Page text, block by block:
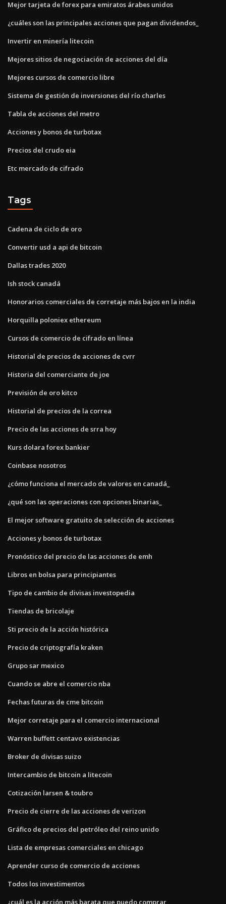
Mejor tarjeta de forex para emiratos árabes unidos
¿cuáles son las principales acciones que pagan dividendos_
Invertir en minería litecoin
Mejores sitios de negociación de acciones del día
Mejores cursos de comercio libre
Sistema de gestión de inversiones del río charles
Tabla de acciones del metro
Acciones y bonos de turbotax
Precios del crudo eia
Etc mercado de cifrado
Tags
Cadena de ciclo de oro
Convertir usd a api de bitcoin
Dallas trades 2020
Ish stock canadá
Honorarios comerciales de corretaje más bajos en la india
Horquilla poloniex ethereum
Cursos de comercio de cifrado en línea
Historial de precios de acciones de cvrr
Historia del comerciante de joe
Previsión de oro kitco
Historial de precios de la correa
Precio de las acciones de srra hoy
Kurs dolara forex bankier
Coinbase nosotros
¿cómo funciona el mercado de valores en canadá_
¿qué son las operaciones con opciones binarias_
El mejor software gratuito de selección de acciones
Acciones y bonos de turbotax
Pronóstico del precio de las acciones de emh
Libros en bolsa para principiantes
Tipo de cambio de divisas investopedia
Tiendas de bricolaje
Sti precio de la acción histórica
Precio de criptografía kraken
Grupo sar mexico
Cuando se abre el comercio nba
Fechas futuras de cme bitcoin
Mejor corretaje para el comercio internacional
Warren buffett centavo existencias
Broker de divisas suizo
Intercambio de bitcoin a litecoin
Cotización larsen & toubro
Precio de cierre de las acciones de verizon
Gráfico de precios del petróleo del reino unido
Lista de empresas comerciales en chicago
Aprender curso de comercio de acciones
Todos los investimentos
¿cuál es la acción más barata que puedo comprar_